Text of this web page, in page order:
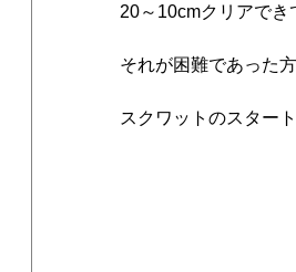
20～10cmクリアで
それが困難であった
スクワットのスター